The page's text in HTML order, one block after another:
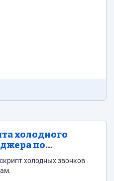
холодного
по
холодных звонков